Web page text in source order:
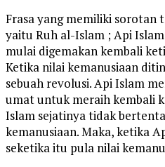
Frasa yang memiliki sorotan
yaitu Ruh al-Islam ; Api
mulai digemakan kembali
Ketika nilai kemanusiaan
sebuah revolusi. Api Islam
umat untuk meraih kembali
Islam sejatinya tidak
kemanusiaan. Maka, ketika
seketika itu pula nilai